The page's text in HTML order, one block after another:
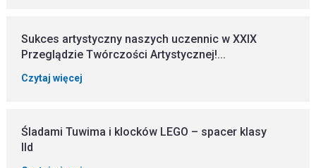
Sukces artystyczny naszych uczennic w XXIX
Przeglądzie Twórczości Artystycznej!...
Czytaj więcej
Śladami Tuwima i klocków LEGO – spacer klasy
IId